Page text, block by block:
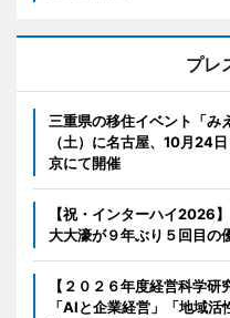
プレ
三重県の移住イベント「
（土）に名古屋、10月24
京にて開催
【祝・インターハイ2026
大大濠が９年ぶり５回目の
【２０２６年度経営科学
「AIと企業経営」「地域